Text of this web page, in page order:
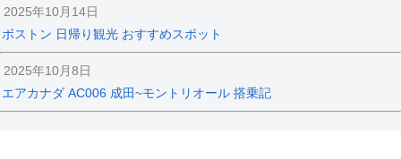
2025年10月14日
ボストン 日帰り観光 おすすめスポット
2025年10月8日
エアカナダ AC006 成田~モントリオール 搭乗記